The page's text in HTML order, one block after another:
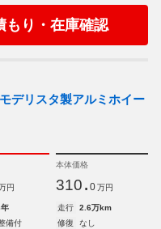
もり・在庫確認
デリスタ製アルミホイー
円
本体価格
310. 0 万円
走行
2.6万km
備付 修復
なし